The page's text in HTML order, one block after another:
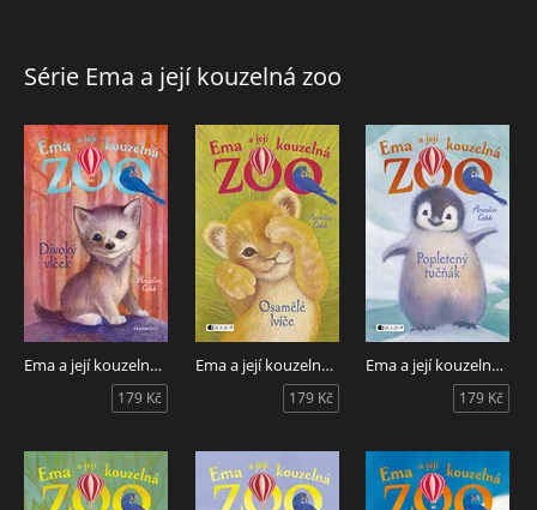
Série Ema a její kouzelná zoo
Ema a její kouzelná zoo - Divoký vlček
179 Kč
Ema a její kouzelná zoo - Osamělé lvíče
179 Kč
Ema a její kouzelná zoo - Popletený tučňák
179 Kč